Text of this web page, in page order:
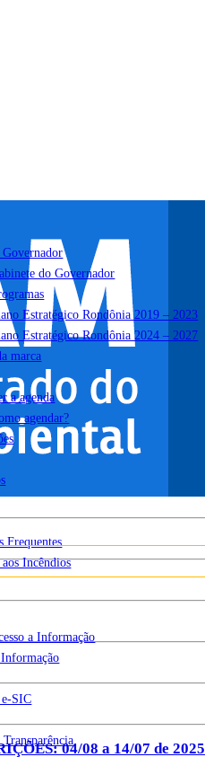
Governador
do Governador
Estratégico Rondônia 2019 – 2023
Estratégico Rondônia 2024 – 2027
marca
a agenda
agendar?
Frequentes
Incêndios
a Informação
e-SIC
04/08 a 14/07 de 2025